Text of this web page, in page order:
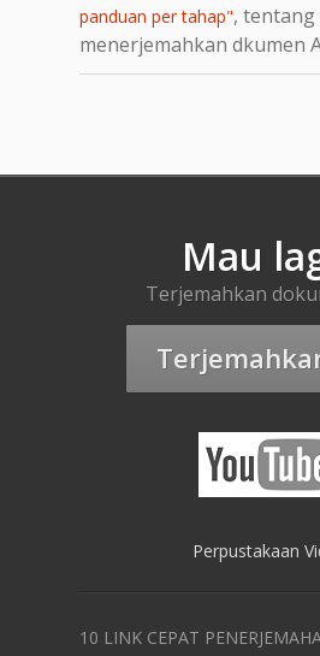
panduan per tahap", tentang
menerjemahkan dkumen
Mau
Terjemahkan
Perpustakaan
10 LINK CEPAT